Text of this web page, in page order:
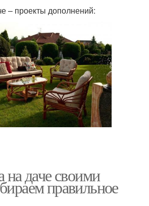
– проекты дополнений:
на даче своими
правильное